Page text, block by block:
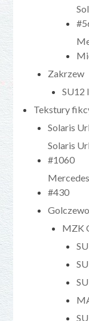
Zakrzew
SU12
Tekstury
Solaris
Solaris
#1060
#430
Golczewo
MZK